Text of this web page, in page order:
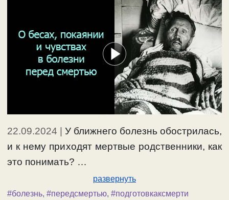
22.09.2024
У ближнего болезнь обострилась,
и к нему приходят мертвые родственники, как
это понимать? …
развернуть
#болезнь, #передсмертью, #подготовкаксмерти